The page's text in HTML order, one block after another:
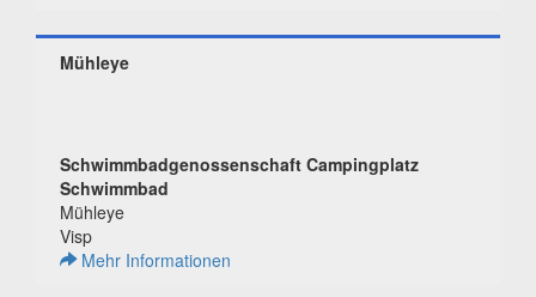
Mühleye
Schwimmbadgenossenschaft Campingplatz
Schwimmbad
Mühleye
Visp
Mehr Informationen